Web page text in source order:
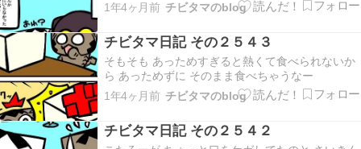
1年4ヶ月前 チビタマのblog
チビタマ日記 その２５４３
そもそも あっためすぎると熱くて食べられないか
ら あっためずに そのまま食べちゃうなー
1年4ヶ月前 チビタマのblog
チビタマ日記 その２５４２